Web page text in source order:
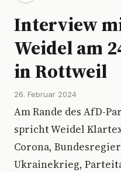
Interview
Weidel am
in Rottweil
26. Februar 2024
Am Rande des AfD-
spricht Weidel
Corona,
Ukrainekrieg,